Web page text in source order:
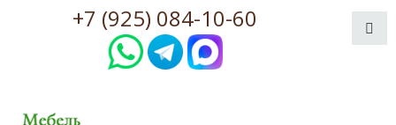
+7 (925) 084-10-60